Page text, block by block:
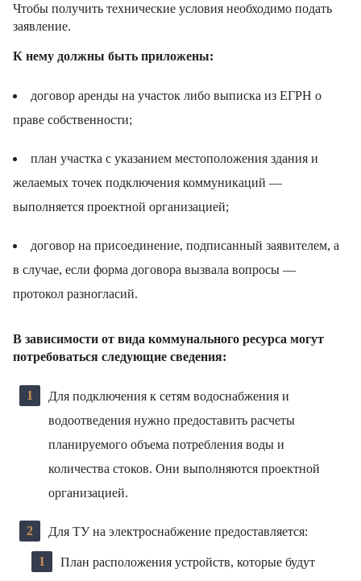
Чтобы получить технические условия необходимо подать
заявление.
К нему должны быть приложены:
договор аренды на участок либо выписка из ЕГРН о
праве собственности;
план участка с указанием местоположения здания и
желаемых точек подключения коммуникаций —
выполняется проектной организацией;
договор на присоединение, подписанный заявителем, а
в случае, если форма договора вызвала вопросы —
протокол разногласий.
В зависимости от вида коммунального ресурса могут
потребоваться следующие сведения:
Для подключения к сетям водоснабжения и
водоотведения нужно предоставить расчеты
планируемого объема потребления воды и
количества стоков. Они выполняются проектной
организацией.
Для ТУ на электроснабжение предоставляется:
План расположения устройств, которые будут